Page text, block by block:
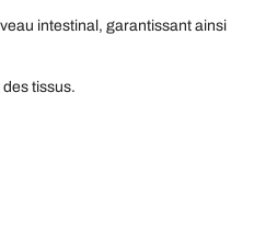
intestinal, garantissant ainsi
tissus.